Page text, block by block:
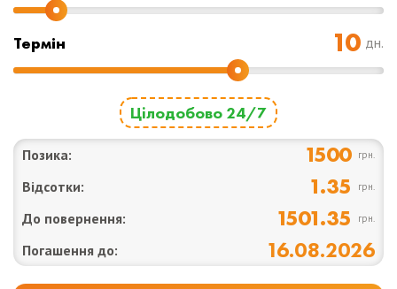
Термін дн.
Цілодобово 24/7
Позика: 1500 грн.
Відсотки: 1.35 грн.
До повернення: 1501.35 грн.
Погашення до: 16.08.2026